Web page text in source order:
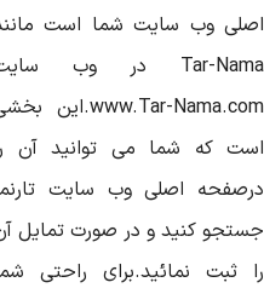
وب سایت شما است مانند
Tar-Nama در وب سایت
www.Tar-Nama.com.این بخشی
که شما می توانید آن را
اصلی وب سایت تارنما
کنید و در صورت تمایل آن
ثبت نمائید.برای راحتی شما